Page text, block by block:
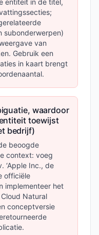
entiteit in de titel,
subonderwerpen)
van
Gebruik een
in kaart brengt
waardoor
toewijst
bedrijf)
beoogde
context: voeg
‘Apple Inc., de
officiële
implementeer het
Natural
conceptversie